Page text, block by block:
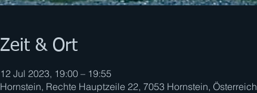
Zeit & Ort
12 Jul 2023, 19:00 – 19:55
Hornstein, Rechte Hauptzeile 22, 7053 Hornstein, Österreich